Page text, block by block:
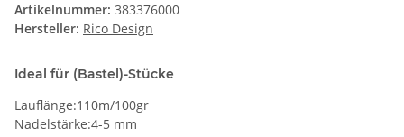
Artikelnummer: 383376000
Hersteller: Rico Design
Ideal für (Bastel)-Stücke
Lauflänge:110m/100gr
Nadelstärke:4-5 mm